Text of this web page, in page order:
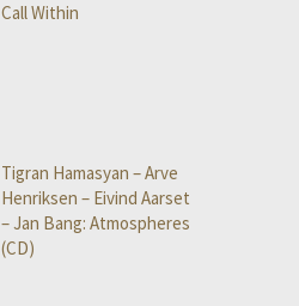
Call Within
Tigran Hamasyan – Arve
Henriksen – Eivind Aarset
– Jan Bang: Atmospheres
(CD)